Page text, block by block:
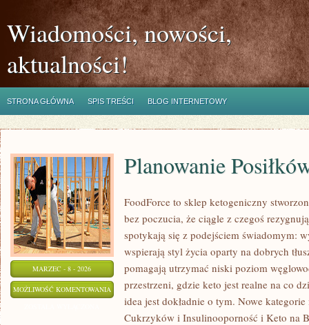
Wiadomości, nowości,
aktualności!
STRONA GŁÓWNA SPIS TREŚCI BLOG INTERNETOWY
MARZEC - 8 - 2026
MOŻLIWOŚĆ KOMENTOWANIA PLANOWANIE
POSIŁKÓW
Planowanie
FoodForce to sklep ketogeniczny
bez poczucia, że ciągle z czegoś
spotykają się z podejściem świadomym:
wspierają styl życia oparty na dobrych
pomagają utrzymać niski poziom
przestrzeni, gdzie keto jest realne na co
idea jest dokładnie o tym. Nowe
Cukrzyków i Insulinooporność i Keto na